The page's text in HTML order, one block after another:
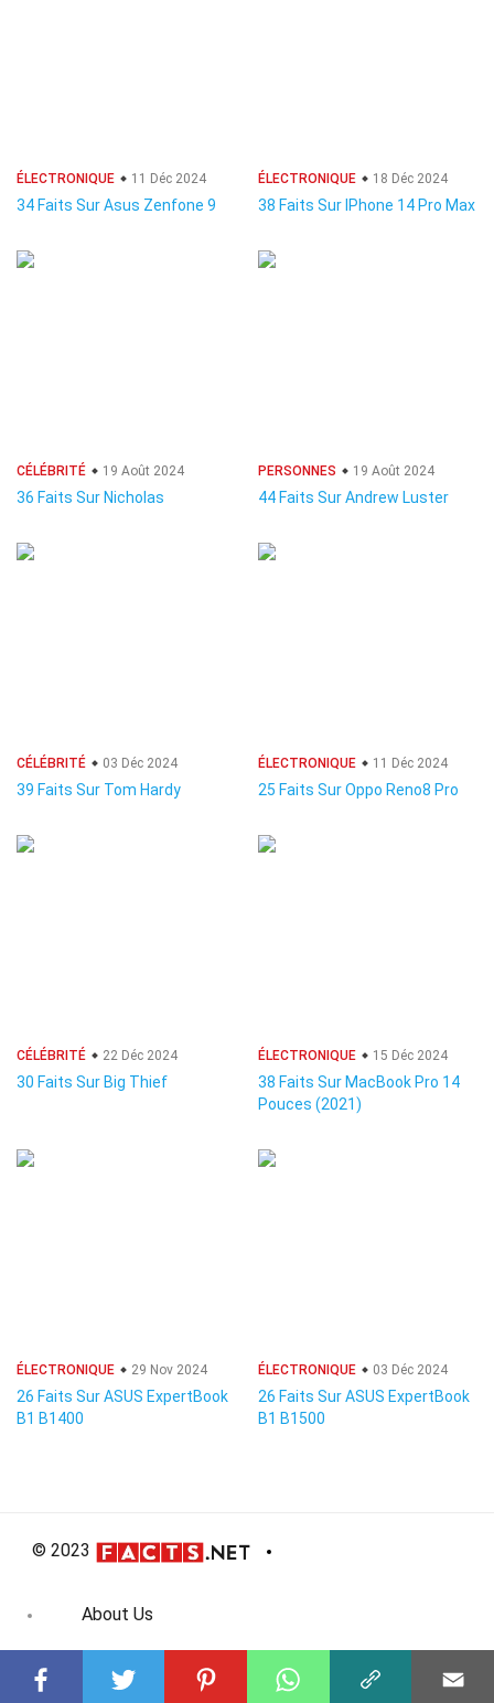
ÉLECTRONIQUE 11 Déc 2024
34 Faits Sur Asus Zenfone 9
ÉLECTRONIQUE 18 Déc 2024
38 Faits Sur IPhone 14 Pro Max
CÉLÉBRITÉ 19 Août 2024
36 Faits Sur Nicholas
PERSONNES 19 Août 2024
44 Faits Sur Andrew Luster
CÉLÉBRITÉ 03 Déc 2024
39 Faits Sur Tom Hardy
ÉLECTRONIQUE 11 Déc 2024
25 Faits Sur Oppo Reno8 Pro
CÉLÉBRITÉ 22 Déc 2024
30 Faits Sur Big Thief
ÉLECTRONIQUE 15 Déc 2024
38 Faits Sur MacBook Pro 14
Pouces (2021)
ÉLECTRONIQUE 29 Nov 2024
26 Faits Sur ASUS ExpertBook
B1 B1400
ÉLECTRONIQUE 03 Déc 2024
26 Faits Sur ASUS ExpertBook
B1 B1500
© 2023
About Us
Editorial Policy